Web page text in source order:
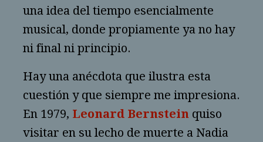
una idea del tiempo esencialmente
musical, donde propiamente ya no hay
ni final ni principio.
Hay una anécdota que ilustra esta
cuestión y que siempre me impresiona.
En 1979, Leonard Bernstein quiso
visitar en su lecho de muerte a Nadia